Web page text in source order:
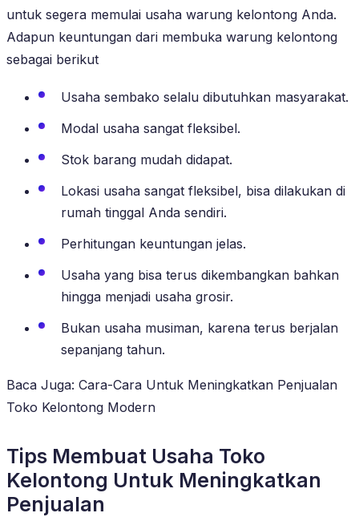
untuk segera memulai usaha warung kelontong Anda.
Adapun keuntungan dari membuka warung kelontong
sebagai berikut
Usaha sembako selalu dibutuhkan masyarakat.
Modal usaha sangat fleksibel.
Stok barang mudah didapat.
Lokasi usaha sangat fleksibel, bisa dilakukan di
rumah tinggal Anda sendiri.
Perhitungan keuntungan jelas.
Usaha yang bisa terus dikembangkan bahkan
hingga menjadi usaha grosir.
Bukan usaha musiman, karena terus berjalan
sepanjang tahun.
Baca Juga: Cara-Cara Untuk Meningkatkan Penjualan
Toko Kelontong Modern
Tips Membuat Usaha Toko
Kelontong Untuk Meningkatkan
Penjualan